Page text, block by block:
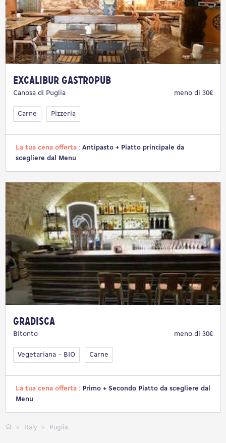
Excalibur Gastropub
Canosa di Puglia meno di 30€
Carne Pizzeria
La tua cena offerta : Antipasto + Piatto principale da
scegliere dal Menu
Gradisca
Bitonto meno di 30€
Vegetariana – BIO Carne
La tua cena offerta : Primo + Secondo Piatto da scegliere dal
Menu
Italy Puglia